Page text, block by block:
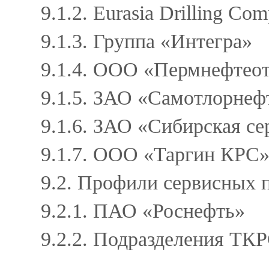
9.1.2. Eurasia Drilling
9.1.3. Группа «Интегра»
9.1.4. ООО
9.1.5. ЗАО
9.1.6. ЗАО «Сибирская
9.1.7. ООО «Таргин
9.2. Профили
9.2.1. ПАО «Роснефть»
9.2.2. Подразделения